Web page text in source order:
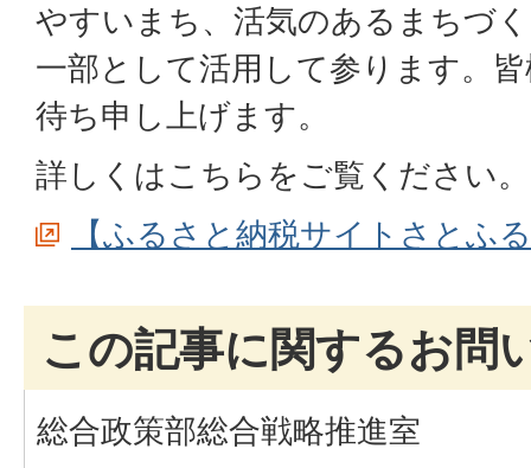
やすいまち、活気のあるまちづ
一部として活用して参ります。
待ち申し上げます。
詳しくはこちらをご覧ください。
【ふるさと納税サイトさとふ
この記事に関するお問
総合政策部総合戦略推進室